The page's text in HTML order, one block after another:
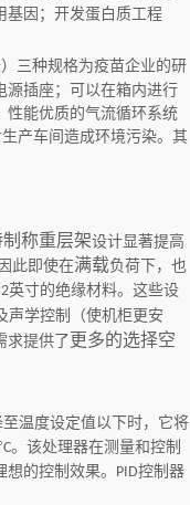
基因；开发蛋白质工程
三种规格为疫苗企业的研
源插座；可以在箱内进行
性能优质的气流循环系统
产车间造成环境污染。其
制称重层架设计显著提高
此即使在满载负荷下，也
2英寸的绝缘材料。这些设
声学控制（使机柜更安
求提供了 更多的选择空
温度设定值以下时，它将
C。该处理器在测量和控制
的控制效果。 PID控制器